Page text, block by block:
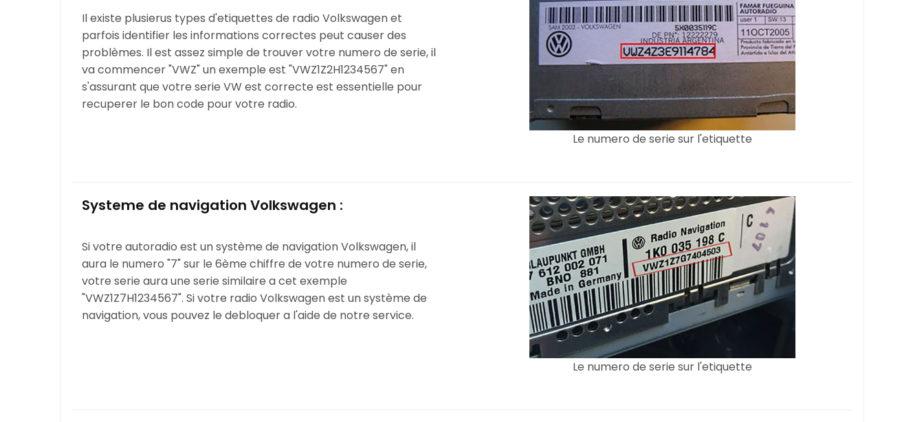
Il existe plusierus types d'etiquettes de radio Volkswagen et
parfois identifier les informations correctes peut causer des
problèmes. Il est assez simple de trouver votre numero de serie, il
va commencer "VWZ" un exemple est "VWZ1Z2H1234567" en
s'assurant que votre serie VW est correcte est essentielle pour
recuperer le bon code pour votre radio.
Le numero de serie sur l'etiquette
Systeme de navigation Volkswagen :
Si votre autoradio est un système de navigation Volkswagen, il
aura le numero "7" sur le 6ème chiffre de votre numero de serie,
votre serie aura une serie similaire a cet exemple
"VWZ1Z7H1234567". Si votre radio Volkswagen est un système de
navigation, vous pouvez le debloquer a l'aide de notre service.
Le numero de serie sur l'etiquette